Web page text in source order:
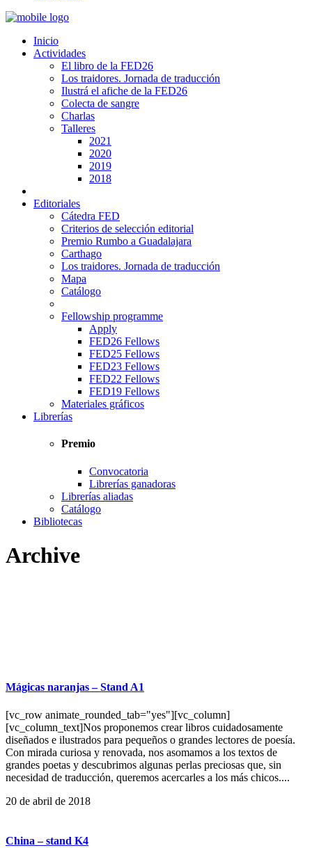
Inicio
Actividades
El libro de la FED26
Los traidores. Jornada de traducción
Ilustrá el afiche de la FED26
Colecta de sangre
Charlas
Talleres
2021
2020
2019
2018
Editoriales
Cátedra FED
Criterios de selección editorial
Premio Rumbo a Guadalajara
Carthago
Los traidores. Jornada de traducción
Mapa
Catálogo
Fellowship programme
Apply
FED26 Fellows
FED25 Fellows
FED23 Fellows
FED22 Fellows
FED19 Fellows
Materiales gráficos
Librerías
Premio
Convocatoria
Librerías ganadoras
Librerías aliadas
Catálogo
Bibliotecas
Archive
Mágicas naranjas – Stand A1
[vc_row animate_rounded_tab="yes"][vc_column]
[vc_column_text]Nos proponemos crear libros cuidadosamente
diseñados e ilustrados para pequeños o grandes lectores de poesía.
Con mirada curiosa y renovada, nos asomamos a los textos de
grandes poetas y descubrimos algunas perlas preciosas que, sin
necesidad de traducción, queremos acercarles a los más chicos....
20 de abril de 2018
China – stand K4